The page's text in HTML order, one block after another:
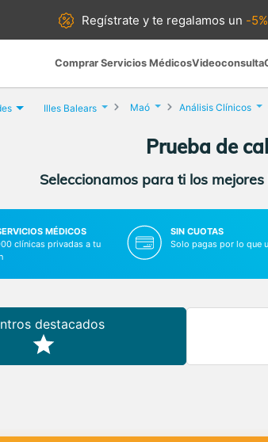
Regístrate yte regalamos un -
Comprar Servicios MédicosVideoconsulta
Illes Balears Maó Análisis Clínicos
Prueba de
Seleccionamos para ti los
MÉDICOS
clínicas privadas a tu
SIN CUOTAS
Solo pagas por lo que
destacados